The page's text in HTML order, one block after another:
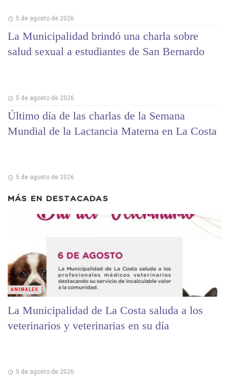
5 de agosto de 2026
La Municipalidad brindó una charla sobre
salud sexual a estudiantes de San Bernardo
5 de agosto de 2026
Último día de las charlas de la Semana
Mundial de la Lactancia Materna en La Costa
5 de agosto de 2026
MÁS EN DESTACADAS
La Municipalidad de La Costa saluda a los
veterinarios y veterinarias en su día
5 de agosto de 2026
ANIMALES